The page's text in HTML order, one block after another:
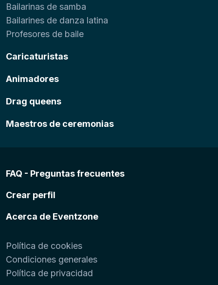
Bailarinas de samba
Bailarines de danza latina
Profesores de baile
Caricaturistas
Animadores
Drag queens
Maestros de ceremonias
FAQ - Preguntas frecuentes
Crear perfil
Acerca de Eventzone
Política de cookies
Condiciones generales
Política de privacidad